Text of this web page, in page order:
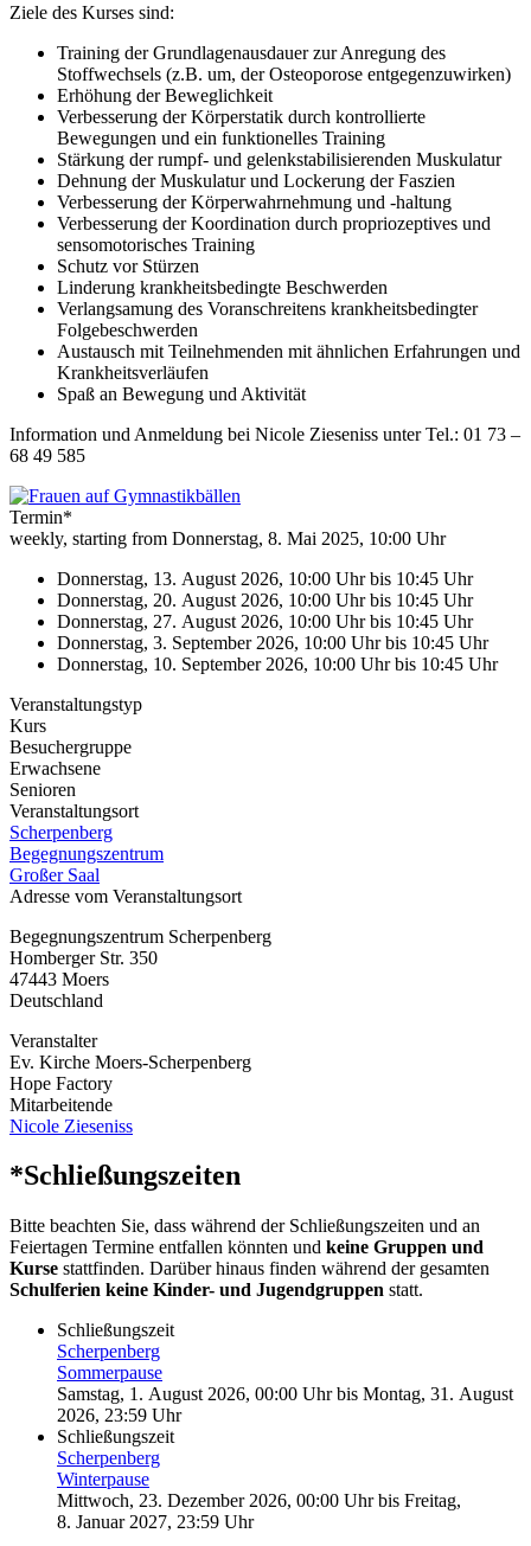
Ziele des Kurses sind:
Training der Grundlagenausdauer zur Anregung des
Stoffwechsels (z.B. um, der Osteoporose entgegenzuwirken)
Erhöhung der Beweglichkeit
Verbesserung der Körperstatik durch kontrollierte
Bewegungen und ein funktionelles Training
Stärkung der rumpf- und gelenkstabilisierenden Muskulatur
Dehnung der Muskulatur und Lockerung der Faszien
Verbesserung der Körperwahrnehmung und -haltung
Verbesserung der Koordination durch propriozeptives und
sensomotorisches Training
Schutz vor Stürzen
Linderung krankheitsbedingte Beschwerden
Verlangsamung des Voranschreitens krankheitsbedingter
Folgebeschwerden
Austausch mit Teilnehmenden mit ähnlichen Erfahrungen und
Krankheitsverläufen
Spaß an Bewegung und Aktivität
Information und Anmeldung bei Nicole Zieseniss unter Tel.: 01 73 –
68 49 585
Termin*
weekly, starting from Donnerstag, 8. Mai 2025, 10:00 Uhr
Donnerstag, 13. August 2026, 10:00 Uhrbis 10:45 Uhr
Donnerstag, 20. August 2026, 10:00 Uhrbis 10:45 Uhr
Donnerstag, 27. August 2026, 10:00 Uhrbis 10:45 Uhr
Donnerstag, 3. September 2026, 10:00 Uhrbis 10:45 Uhr
Donnerstag, 10. September 2026, 10:00 Uhrbis 10:45 Uhr
Veranstaltungstyp
Kurs
Besuchergruppe
Erwachsene
Senioren
Veranstaltungsort
Scherpenberg
Begegnungszentrum
Großer Saal
Adresse vom Veranstaltungsort
Begegnungszentrum Scherpenberg
Homberger Str. 350
47443 Moers
Deutschland
Veranstalter
Ev. Kirche Moers-Scherpenberg
Hope Factory
Mitarbeitende
Nicole Zieseniss
*Schließungszeiten
Bitte beachten Sie, dass während der Schließungszeiten und an
Feiertagen Termine entfallen könnten und keine Gruppen und
Kurse stattfinden. Darüber hinaus finden während der gesamten
Schulferien keine Kinder- und Jugendgruppen statt.
Schließungszeit
Scherpenberg
Sommerpause
Samstag, 1. August 2026, 00:00 Uhrbis Montag, 31. August
2026, 23:59 Uhr
Schließungszeit
Scherpenberg
Winterpause
Mittwoch, 23. Dezember 2026, 00:00 Uhrbis Freitag,
8. Januar 2027, 23:59 Uhr